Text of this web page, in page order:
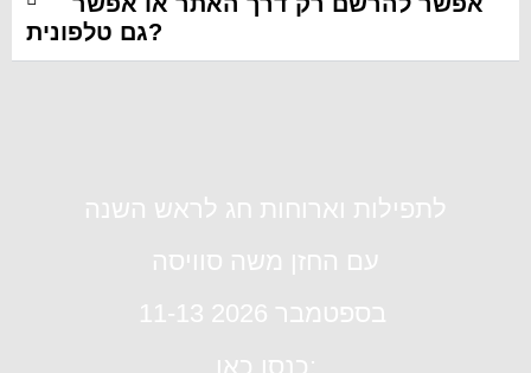
גם טלפונית?
לתפילות וארוחות חג לראש השנה
עם החזן משה סוויסה
כנסו כאן: